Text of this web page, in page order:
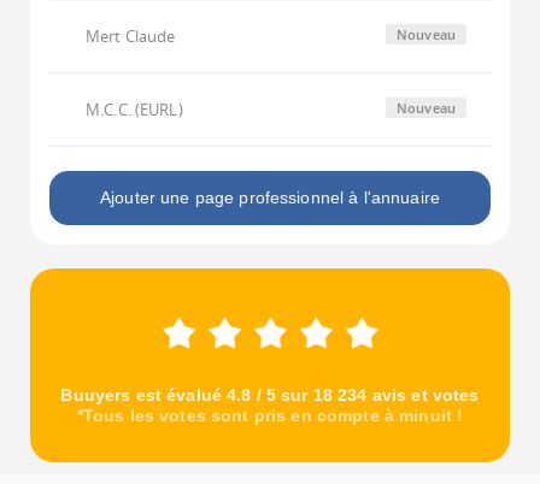
Mert Claude Nouveau
M.C.C. (EURL) Nouveau
Ajouter une page professionnel à l'annuaire
Buuyers est évalué 4.8 / 5 sur 18 234 avis et votes
*Tous les votes sont pris en compte à minuit !